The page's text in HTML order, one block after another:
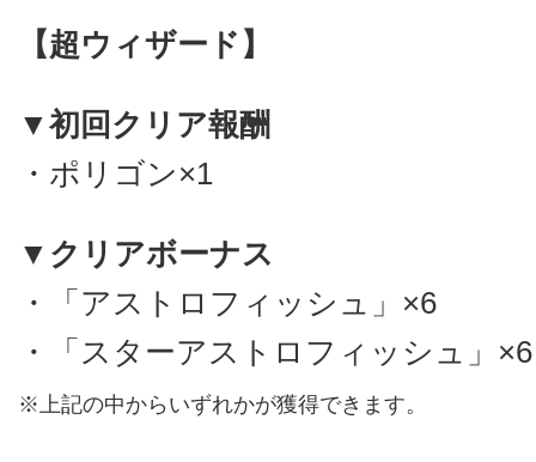
【超ウィザード】
▼初回クリア報酬
・ポリゴン×1
▼クリアボーナス
・「アストロフィッシュ」×6
・「スターアストロフィッシュ」×6
※上記の中からいずれかが獲得できます。